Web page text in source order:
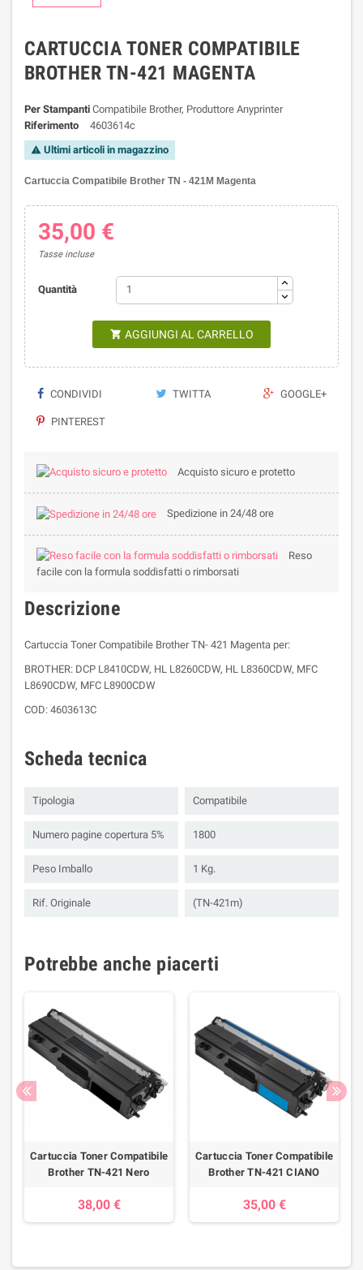
CARTUCCIA TONER COMPATIBILE
BROTHER TN-421 MAGENTA
Per Stampanti Compatibile Brother, Produttore Anyprinter
Riferimento
4603614c
 Ultimi articoli in magazzino
Cartuccia Compatibile Brother TN - 421M Magenta
35,00 €
Tasse incluse
Quantità
 AGGIUNGI AL CARRELLO
CONDIVIDI TWITTA GOOGLE+
PINTEREST
Acquisto sicuro e protetto
Spedizione in 24/48 ore
Reso
facile con la formula soddisfatti o rimborsati
Descrizione
Cartuccia Toner Compatibile Brother TN- 421 Magenta per:
BROTHER: DCP L8410CDW, HL L8260CDW, HL L8360CDW, MFC
L8690CDW, MFC L8900CDW
COD: 4603613C
Scheda tecnica
Tipologia Compatibile
Numero pagine copertura 5% 1800
Peso Imballo 1 Kg.
Rif. Originale (TN-421m)
Potrebbe anche piacerti
Cartuccia Toner Compatibile
Brother TN-421 Nero
38,00 €
Cartuccia Toner Compatibile
Brother TN-421 CIANO
35,00 €